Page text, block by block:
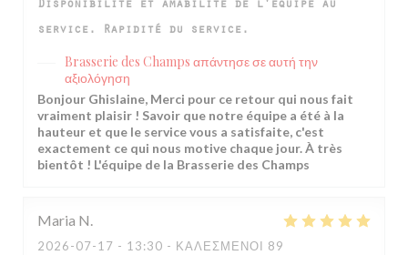
Disponibilité et amabilité de l'équipe au
service. Rapidité du service.
Brasserie des Champs απάντησε σε αυτή την
αξιολόγηση
Bonjour Ghislaine, Merci pour ce retour qui nous fait
vraiment plaisir ! Savoir que notre équipe a été à la
hauteur et que le service vous a satisfaite, c'est
exactement ce qui nous motive chaque jour. À très
bientôt ! L'équipe de la Brasserie des Champs
Maria N
2026-07-17 - 13:30 - ΚΑΛΕΣΜΈΝΟΙ 89